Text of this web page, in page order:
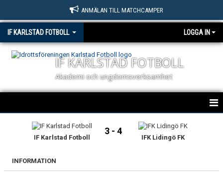
ANMÄLAN TILL MATCHCAMPER
IF KARLSTAD FOTBOLL LOGGA IN
IF KARLSTAD FOTBOLL
Akademi och ungdomsverksamhet
OM KLUBBEN
IF Karlstad Fotboll
3 - 4
IFK Lidingö FK
INFORMATION